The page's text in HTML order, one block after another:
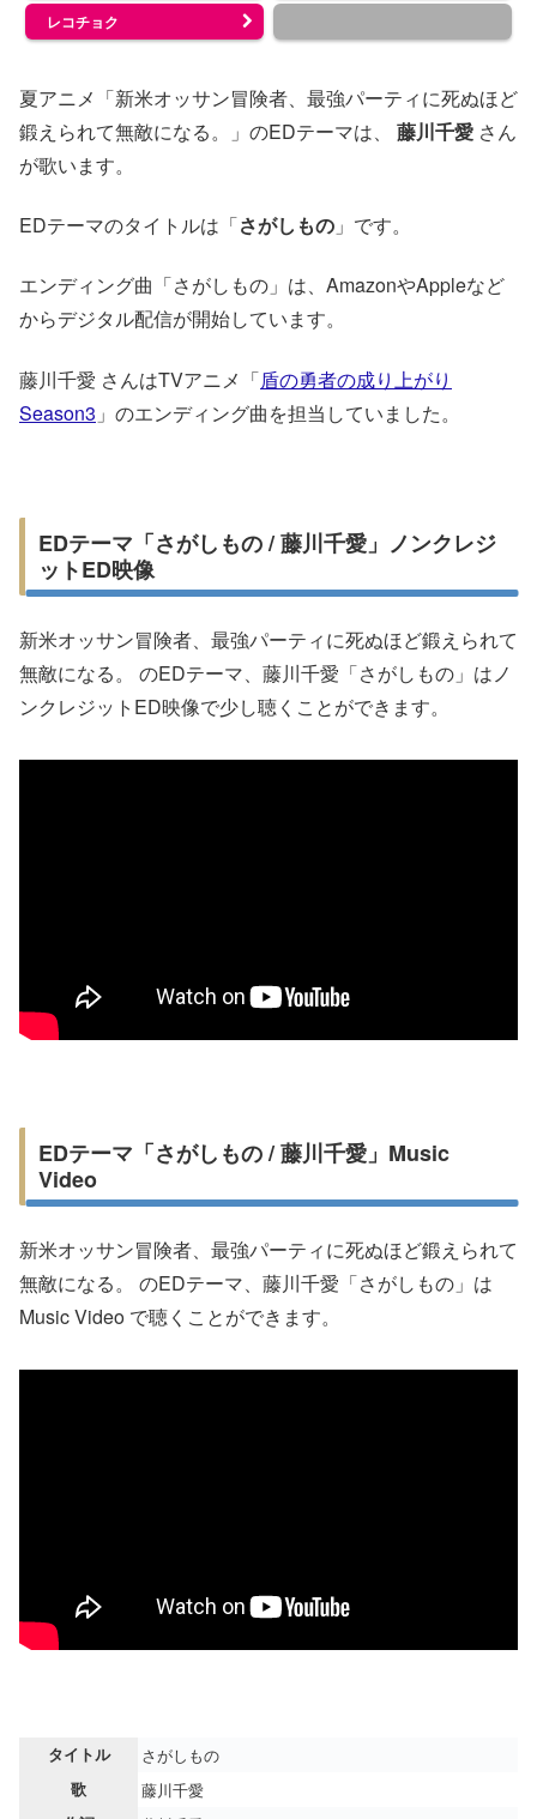
レコチョク
夏アニメ「新米オッサン冒険者、最強パーティに死ぬほど
鍛えられて無敵になる。」のEDテーマは、 藤川千愛 さん
が歌います。
EDテーマのタイトルは「さがしもの 」です。
エンディング曲「さがしもの」は、AmazonやAppleなど
からデジタル配信が開始しています。
藤川千愛 さんはTVアニメ「盾の勇者の成り上がり
Season3 」のエンディング曲を担当していました。
EDテーマ「さがしもの / 藤川千愛」ノンクレジ
ットED映像
新米オッサン冒険者、最強パーティに死ぬほど鍛えられて
無敵になる。 のEDテーマ、藤川千愛「さがしもの」はノ
ンクレジットED映像で少し聴くことができます。
EDテーマ「さがしもの / 藤川千愛」Music
Video
新米オッサン冒険者、最強パーティに死ぬほど鍛えられて
無敵になる。 のEDテーマ、藤川千愛「さがしもの」は
Music Video で聴くことができます。
タイトル さがしもの
歌 藤川千愛